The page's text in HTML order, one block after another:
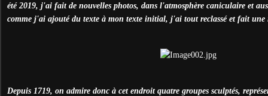
été 2019, j'ai fait de nouvelles photos, dans l'atmosphère caniculaire et
comme j'ai ajouté du texte à mon texte initial, j'ai tout reclassé et fait une
Depuis 1719, on admire donc à cet endroit quatre groupes sculptés,